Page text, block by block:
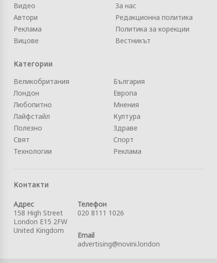
Видео
Автори
Реклама
Вицове
За нас
Редакционна политика
Политика за корекции
Вестникът
Категории
Великобритания
Лондон
Любопитно
Лайфстайл
Полезно
Свят
Технологии
България
Европа
Мнения
Култура
Здраве
Спорт
Реклама
Контакти
Адрес
158 High Street
London E15 2FW
United Kingdom
Телефон
020 8111 1026
Email
advertising@novini.london